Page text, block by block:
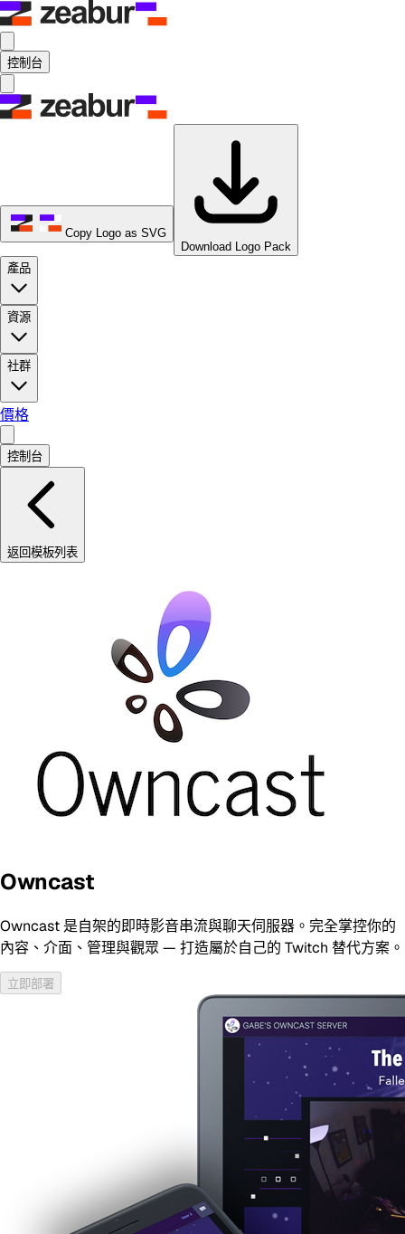
控制台
Copy Logo as SVG
Download Logo Pack
產品
資源
社群
價格
控制台
返回模板列表
Owncast
Owncast 是自架的即時影音串流與聊天伺服器。完全掌控你的
內容、介面、管理與觀眾 — 打造屬於自己的 Twitch 替代方案。
立即部署